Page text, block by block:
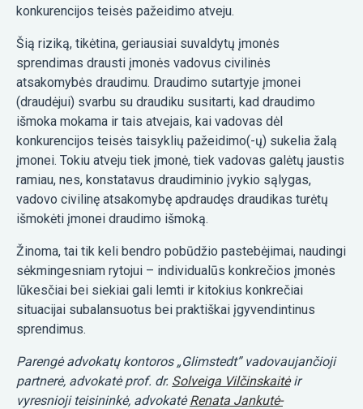
konkurencijos teisės pažeidimo atveju.
Šią riziką, tikėtina, geriausiai suvaldytų įmonės
sprendimas drausti įmonės vadovus civilinės
atsakomybės draudimu. Draudimo sutartyje įmonei
(draudėjui) svarbu su draudiku susitarti, kad draudimo
išmoka mokama ir tais atvejais, kai vadovas dėl
konkurencijos teisės taisyklių pažeidimo(-ų) sukelia žalą
įmonei. Tokiu atveju tiek įmonė, tiek vadovas galėtų jaustis
ramiau, nes, konstatavus draudiminio įvykio sąlygas,
vadovo civilinę atsakomybę apdraudęs draudikas turėtų
išmokėti įmonei draudimo išmoką.
Žinoma, tai tik keli bendro pobūdžio pastebėjimai, naudingi
sėkmingesniam rytojui – individualūs konkrečios įmonės
lūkesčiai bei siekiai gali lemti ir kitokius konkrečiai
situacijai subalansuotus bei praktiškai įgyvendintinus
sprendimus.
Parengė advokatų kontoros „Glimstedt” vadovaujančioji
partnerė, advokatė prof. dr. Solveiga Vilčinskaitėir
vyresnioji teisininkė, advokatėRenata Jankutė-